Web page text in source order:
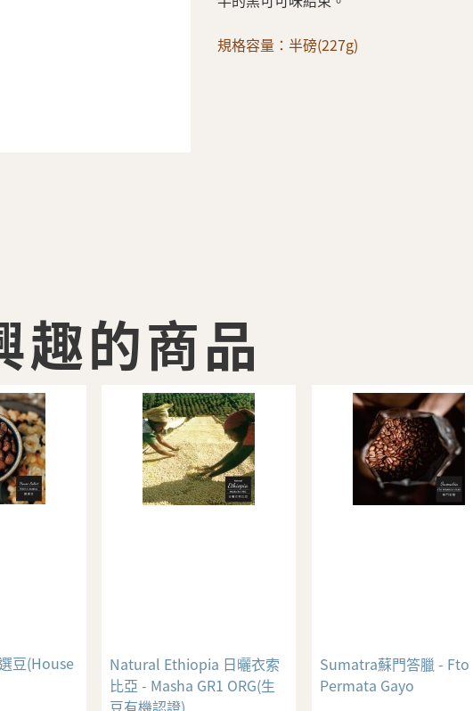
規格容量：半磅(227g)
趣的商品
豆(House
Natural Ethiopia 日曬衣索
比亞 - Masha GR1 ORG(生
豆有機認證)
Sumatra蘇門答臘 - Fto
Permata Gayo